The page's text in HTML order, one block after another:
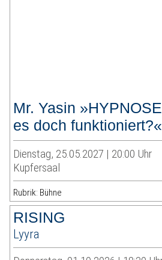
Mr. Yasin
es doch funktioniert?«
Dienstag, 25.05.2027 | 20:00 Uhr
Kupfersaal
Rubrik: Bühne
RISING
Lyyra